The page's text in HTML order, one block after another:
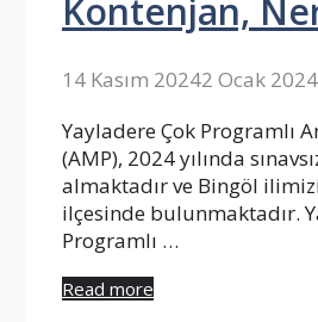
Kontenjan,
14 Kasım 20242 Ocak 2024
Yayladere Çok Programlı
(AMP), 2024 yılında
almaktadır ve Bingöl
ilçesinde bulunmaktadır.
Programlı …
Read more